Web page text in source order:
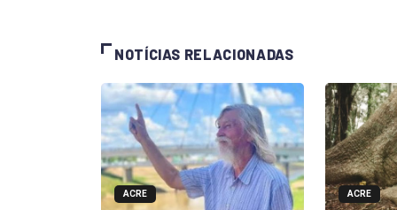
NOTÍCIAS RELACIONADAS
ACRE ACRE